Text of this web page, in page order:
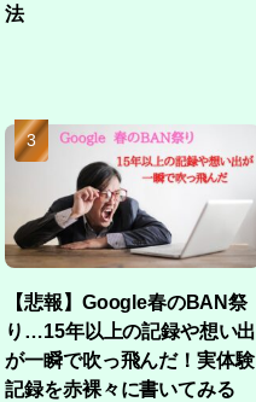
法
【悲報】Google春のBAN祭
り…15年以上の記録や想い出
が一瞬で吹っ飛んだ！実体験
記録を赤裸々に書いてみる